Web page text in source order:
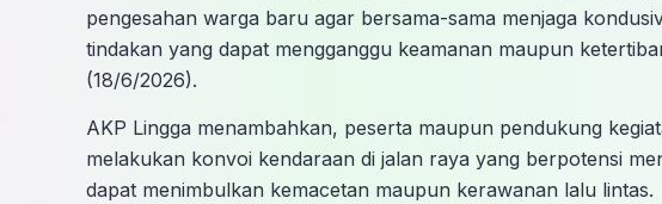
pengesahan warga baru agar bersama-sama menjaga
tindakan yang dapat mengganggu keamanan maupun
(18/6/2026).
AKP Lingga menambahkan, peserta maupun pendukung
melakukan konvoi kendaraan di jalan raya yang berpotensi
dapat menimbulkan kemacetan maupun kerawanan lalu lintas.